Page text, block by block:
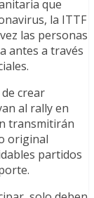
que
la ITTF
las personas
antes a través
crear
al rally en
transmitirán
original
partidos